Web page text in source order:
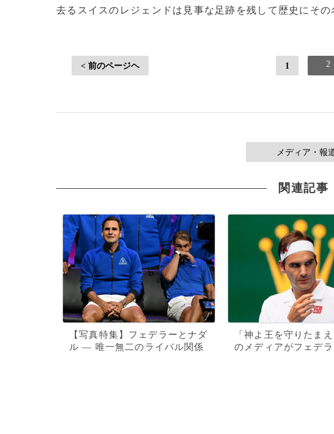
去るスイスのレジェンドは見事な足跡を残して歴史にそ
< 前のページヘ 1 2
メディア・報
関連記事
【写真特集】フェデラーとナダ
ル ― 唯一無二のライバル関係
「神よ王を守りたま
のメディアがフェデ